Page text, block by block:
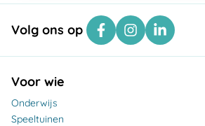
Volg ons op
Voor wie
Onderwijs
Speeltuinen